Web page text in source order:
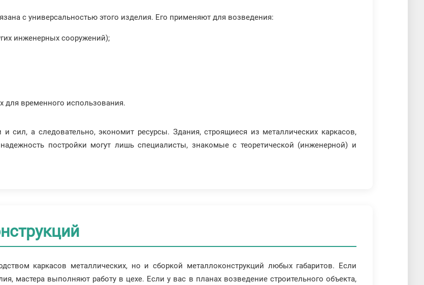
с универсальностью этого изделия. Его применяют для возведения:
инженерных сооружений);
для временного использования.
сил, а следовательно, экономит ресурсы. Здания, строящиеся из металлических каркасов,
постройки могут лишь специалисты, знакомые с теоретической (инженерной) и
каркасов металлических, но и сборкой металлоконструкций любых габаритов. Если
мастера выполняют работу в цехе. Если у вас в планах возведение строительного объекта,